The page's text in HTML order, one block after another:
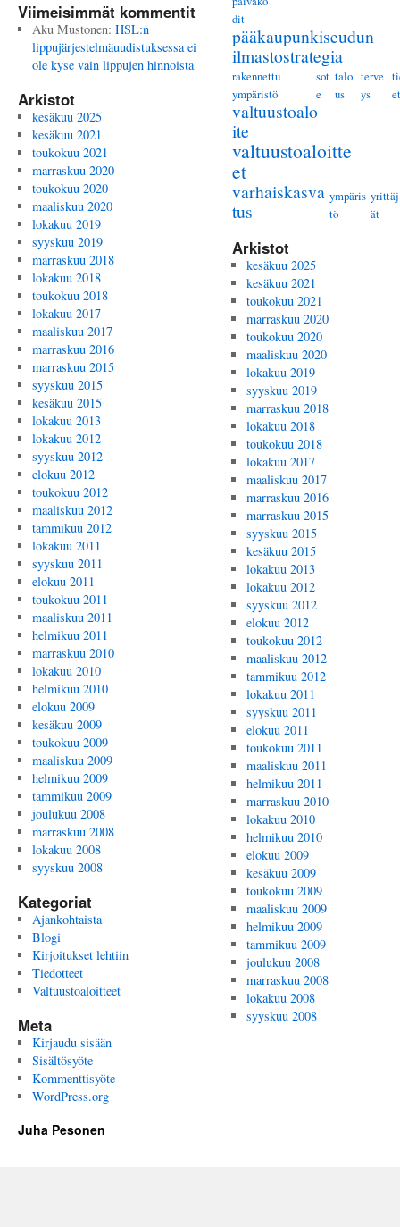
Viimeisimmät kommentit
Aku Mustonen: HSL:n
lippujärjestelmäuudistuksessa ei
ole kyse vain lippujen hinnoista
Arkistot
kesäkuu 2025
kesäkuu 2021
toukokuu 2021
marraskuu 2020
toukokuu 2020
maaliskuu 2020
lokakuu 2019
syyskuu 2019
marraskuu 2018
lokakuu 2018
toukokuu 2018
lokakuu 2017
maaliskuu 2017
marraskuu 2016
marraskuu 2015
syyskuu 2015
kesäkuu 2015
lokakuu 2013
lokakuu 2012
syyskuu 2012
elokuu 2012
toukokuu 2012
maaliskuu 2012
tammikuu 2012
lokakuu 2011
syyskuu 2011
elokuu 2011
toukokuu 2011
maaliskuu 2011
helmikuu 2011
marraskuu 2010
lokakuu 2010
helmikuu 2010
elokuu 2009
kesäkuu 2009
toukokuu 2009
maaliskuu 2009
helmikuu 2009
tammikuu 2009
joulukuu 2008
marraskuu 2008
lokakuu 2008
syyskuu 2008
Kategoriat
Ajankohtaista
Blogi
Kirjoitukset lehtiin
Tiedotteet
Valtuustoaloitteet
Meta
Kirjaudu sisään
Sisältösyöte
Kommenttisyöte
WordPress.org
dit
pääkaupunkiseudun
ilmastostrategia
rakennettu
ympäristö
sot
e
talo
us
terve
ys
et
valtuustoalo
ite
valtuustoaloitte
et
varhaiskasva
tus
ympäris
tö
yrittäj
ät
Arkistot
kesäkuu 2025
kesäkuu 2021
toukokuu 2021
marraskuu 2020
toukokuu 2020
maaliskuu 2020
lokakuu 2019
syyskuu 2019
marraskuu 2018
lokakuu 2018
toukokuu 2018
lokakuu 2017
maaliskuu 2017
marraskuu 2016
marraskuu 2015
syyskuu 2015
kesäkuu 2015
lokakuu 2013
lokakuu 2012
syyskuu 2012
elokuu 2012
toukokuu 2012
maaliskuu 2012
tammikuu 2012
lokakuu 2011
syyskuu 2011
elokuu 2011
toukokuu 2011
maaliskuu 2011
helmikuu 2011
marraskuu 2010
lokakuu 2010
helmikuu 2010
elokuu 2009
kesäkuu 2009
toukokuu 2009
maaliskuu 2009
helmikuu 2009
tammikuu 2009
joulukuu 2008
marraskuu 2008
lokakuu 2008
syyskuu 2008
Juha Pesonen